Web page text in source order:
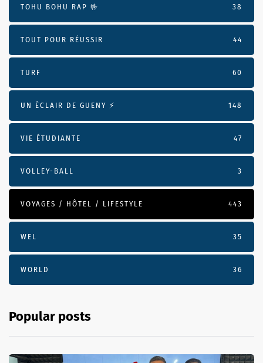
TOHU BOHU RAP 🤟 38
TOUT POUR RÉUSSIR 44
TURF 60
UN ÉCLAIR DE GUENY ⚡️ 148
VIE ÉTUDIANTE 47
VOLLEY-BALL 3
VOYAGES / HÔTEL / LIFESTYLE 443
WEL 35
WORLD 36
Popular posts